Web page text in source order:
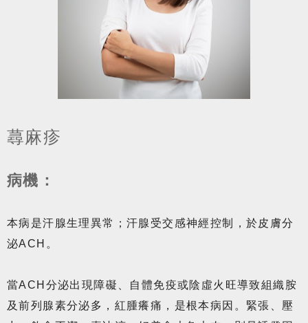
蕁麻疹
病機：
本病是汗腺生理異常；汗腺受交感神經控制，於皮膚分
泌ACH。
當ACH分泌出現障礙、自體免疫或陰虛火旺導致組織胺
及前列腺素分泌多，紅腫癢痛，是根本病因。緊張、壓